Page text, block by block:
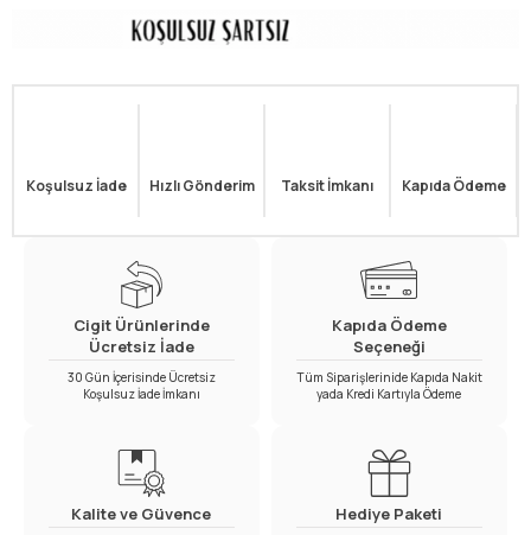
Koşulsuz İade Hızlı Gönderim Taksit İmkanı Kapıda Ödeme
Cigit Ürünlerinde
Ücretsiz İade
30 Gün İçerisinde Ücretsiz
Koşulsuz İade İmkanı
Kapıda Ödeme
Seçeneği
Tüm Siparişlerinide Kapıda Nakit
yada Kredi Kartıyla Ödeme
Kalite ve Güvence Hediye Paketi